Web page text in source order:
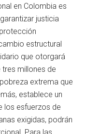
en Colombia es
justicia
estructural
que otorgará
millones de
extrema que
establece un
los esfuerzos de
exigidas, podrán